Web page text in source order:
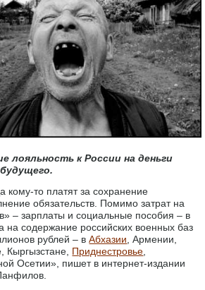
лояльность к России на деньги
кому-то платят за сохранение
обязательств. Помимо затрат на
– зарплаты и cоциальные пособия – в
содержание российских военных баз
рублей – вАбхазии , Армении,
Кыргызстане, Приднестровье
Осетии», пишет в интернет-издании